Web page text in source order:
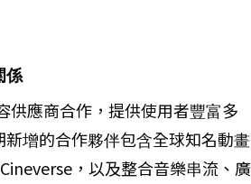
係
供應商合作，提供使用者豐富多
增的合作夥伴包含全球知名動畫
，以及整合音樂串流、廣